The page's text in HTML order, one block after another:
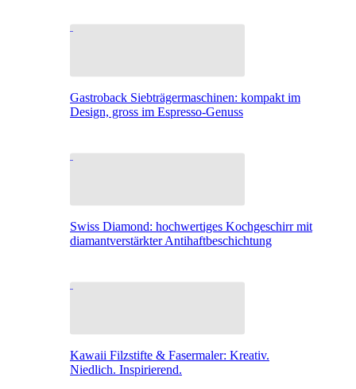
Gastroback Siebträgermaschinen: kompakt im
Design, gross im Espresso-Genuss
Swiss Diamond: hochwertiges Kochgeschirr mit
diamantverstärkter Antihaftbeschichtung
Kawaii Filzstifte & Fasermaler: Kreativ.
Niedlich. Inspirierend.